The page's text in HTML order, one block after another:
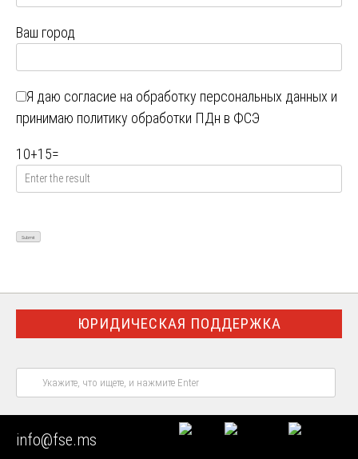
Ваш город
Я даю согласие на обработку персональных данных и
принимаю политику обработки ПДн в ФСЭ
10+15=
ЮРИДИЧЕСКАЯ ПОДДЕРЖКА
НАШИ ЭКСПЕРТНЫЕ ВОЗМОЖНОСТИ:
info@fse.ms